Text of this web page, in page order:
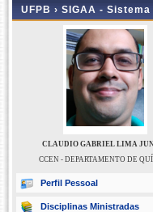
UFPB › SIGAA -
CLAUDIO GABRIEL LIMA
CCEN - DEPARTAMENTO DE
Perfil Pessoal
Disciplinas Ministradas